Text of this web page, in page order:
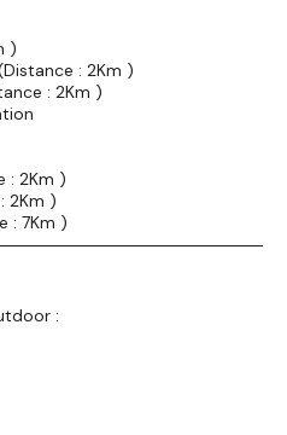
)
: 2Km )
: 2Km )
: 2Km )
2Km )
: 7Km )
: